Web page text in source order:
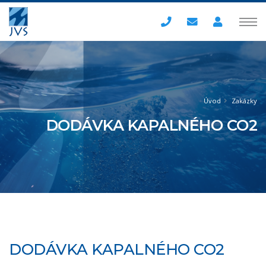
Úvod Zakázky
DODÁVKA KAPALNÉHO CO2
DODÁVKA KAPALNÉHO CO2